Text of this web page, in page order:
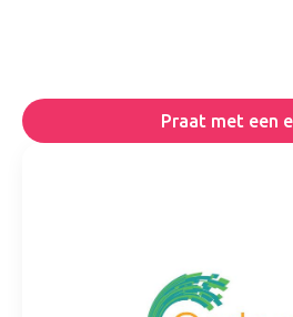
Praat met een